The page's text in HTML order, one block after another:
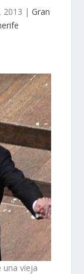
2013 | Gran
una vieja